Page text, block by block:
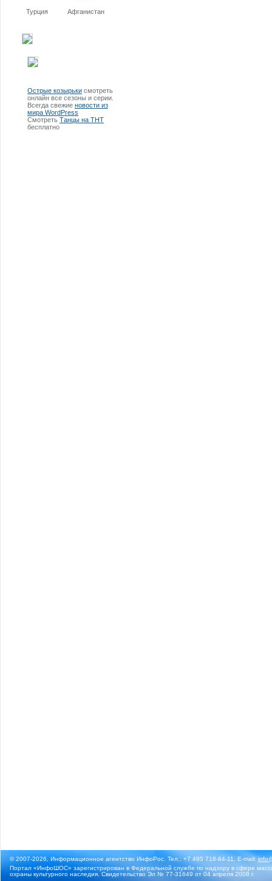
Турция Афганистан
Острые козырьки смотреть
онлайн все сезоны и серии.
Всегда свежие новости из
мира WordPress
Смотреть Танцы на ТНТ
бесплатно
© 2007-2026, Информационное агентство ИнфоРос. Тел.: +7 495 718-84-11, E-mail:
Портал «ИнфоШОС» зарегистрирован в Федеральной службе по надзору в сфере
охраны культурного наследия. Свидетельство Эл № 77-31649 от 04 апреля 2008 г.